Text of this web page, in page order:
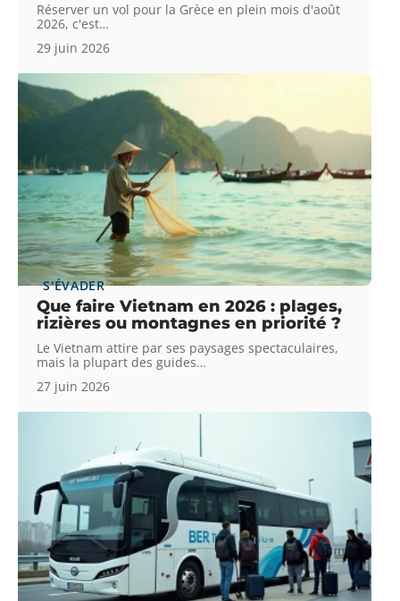
Réserver un vol pour la Grèce en plein mois d'août
2026, c'est…
29 juin 2026
S'ÉVADER
Que faire Vietnam en 2026 : plages,
rizières ou montagnes en priorité ?
Le Vietnam attire par ses paysages spectaculaires,
mais la plupart des guides…
27 juin 2026